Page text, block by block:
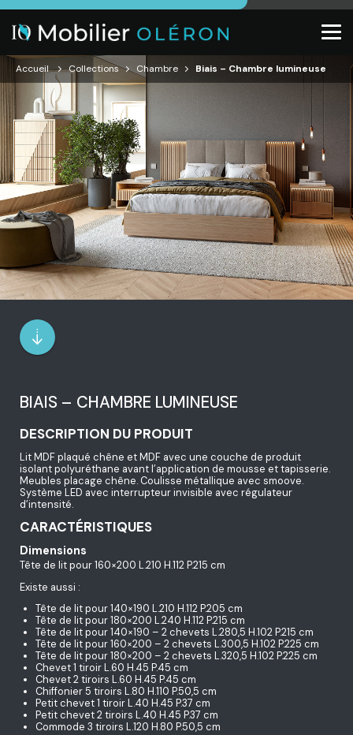
Accueil Collections Chambre Biais – Chambre lumineuse
BIAIS – CHAMBRE LUMINEUSE
DESCRIPTION DU PRODUIT
Lit MDF plaqué chêne et MDF avec une couche de produit
isolant polyuréthane avant l’application de mousse et tapisserie.
Meubles placage chêne. Coulisse métallique avec smoove.
Système LED avec interrupteur invisible avec régulateur
d’intensité.
CARACTÉRISTIQUES
Dimensions
Tête de lit pour 160×200 L.210 H.112 P.215 cm
Existe aussi :
Tête de lit pour 140×190 L.210 H.112 P.205 cm
Tête de lit pour 180×200 L.240 H.112 P.215 cm
Tête de lit pour 140×190 – 2 chevets L.280,5 H.102 P.215 cm
Tête de lit pour 160×200 – 2 chevets L.300,5 H.102 P.225 cm
Tête de lit pour 180×200 – 2 chevets L.320,5 H.102 P.225 cm
Chevet 1 tiroir L.60 H.45 P.45 cm
Chevet 2 tiroirs L.60 H.45 P.45 cm
Chiffonier 5 tiroirs L.80 H.110 P.50,5 cm
Petit chevet 1 tiroir L.40 H.45 P.37 cm
Petit chevet 2 tiroirs L.40 H.45 P.37 cm
Commode 3 tiroirs L.120 H.80 P.50,5 cm